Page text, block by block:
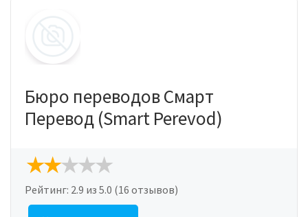
Бюро переводов Смарт
Перевод (Smart Perevod)
Рейтинг: 2.9 из 5.0 (16 отзывов)